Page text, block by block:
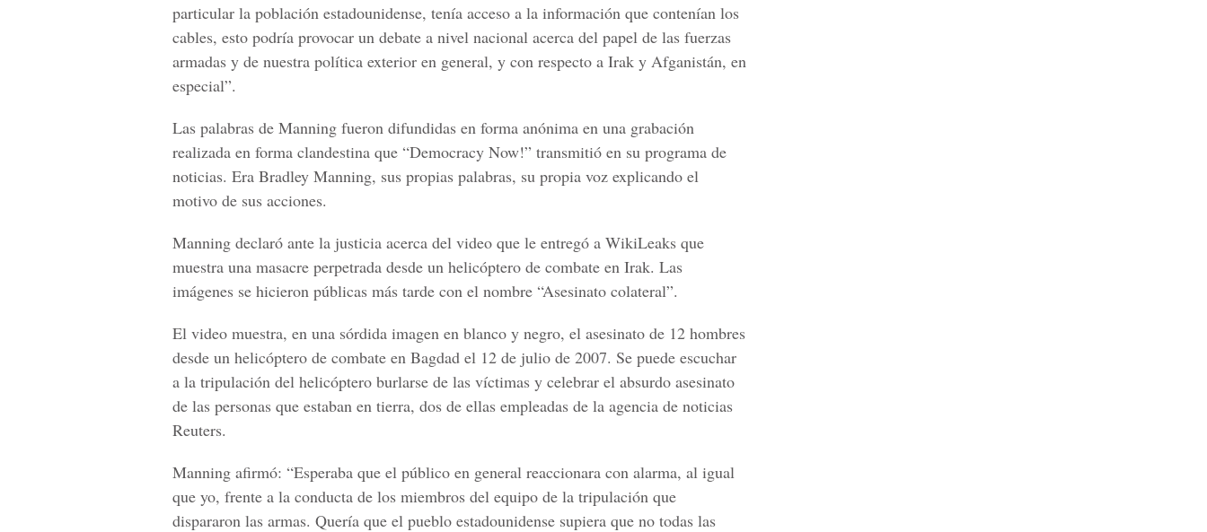
particular la población estadounidense, tenía acceso a la información que contenían los
cables, esto podría provocar un debate a nivel nacional acerca del papel de las fuerzas
armadas y de nuestra política exterior en general, y con respecto a Irak y Afganistán, en
especial”.
Las palabras de Manning fueron difundidas en forma anónima en una grabación
realizada en forma clandestina que “Democracy Now!” transmitió en su programa de
noticias. Era Bradley Manning, sus propias palabras, su propia voz explicando el
motivo de sus acciones.
Manning declaró ante la justicia acerca del video que le entregó a WikiLeaks que
muestra una masacre perpetrada desde un helicóptero de combate en Irak. Las
imágenes se hicieron públicas más tarde con el nombre “Asesinato colateral”.
El video muestra, en una sórdida imagen en blanco y negro, el asesinato de 12 hombres
desde un helicóptero de combate en Bagdad el 12 de julio de 2007. Se puede escuchar
a la tripulación del helicóptero burlarse de las víctimas y celebrar el absurdo asesinato
de las personas que estaban en tierra, dos de ellas empleadas de la agencia de noticias
Reuters.
Manning afirmó: “Esperaba que el público en general reaccionara con alarma, al igual
que yo, frente a la conducta de los miembros del equipo de la tripulación que
dispararon las armas. Quería que el pueblo estadounidense supiera que no todas las